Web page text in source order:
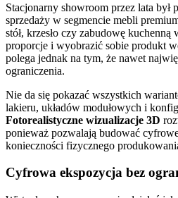
Stacjonarny showroom przez lata był
sprzedaży w segmencie mebli
stół, krzesło czy zabudowę
proporcje i wyobrazić sobie produkt
polega jednak na tym, że nawet
ograniczenia.
Nie da się pokazać wszystkich
lakieru, układów modułowych i
Fotorealistyczne wizualizacje 3D
ponieważ pozwalają budować
konieczności fizycznego
Cyfrowa ekspozycja bez